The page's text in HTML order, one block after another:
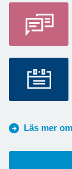
Läs mer